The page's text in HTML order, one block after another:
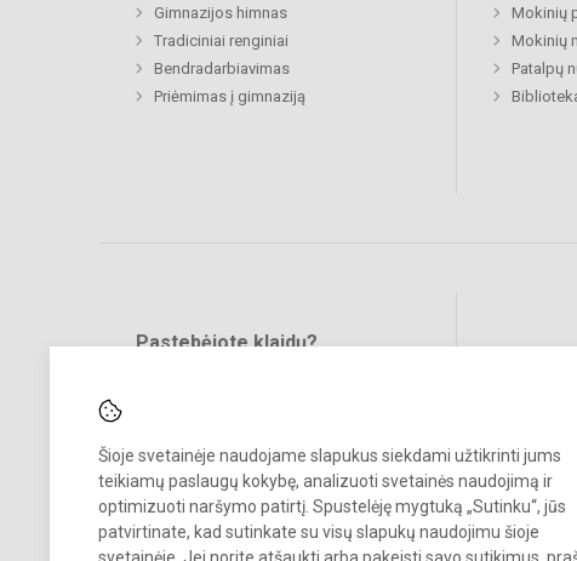
Šioje svetainėje naudojame slapukus siekdami užtikrinti jums
teikiamų paslaugų kokybę, analizuoti svetainės naudojimą ir
optimizuoti naršymo patirtį. Spustelėję mygtuką „Sutinku“, jūs
patvirtinate, kad sutinkate su visų slapukų naudojimu šioje
Gimnazijos himnas
Tradiciniai renginiai
Bendradarbiavimas
Priėmimas į gimnaziją
Mokinių
Mokinių
Patalpų
Pastebėjote klaidų?